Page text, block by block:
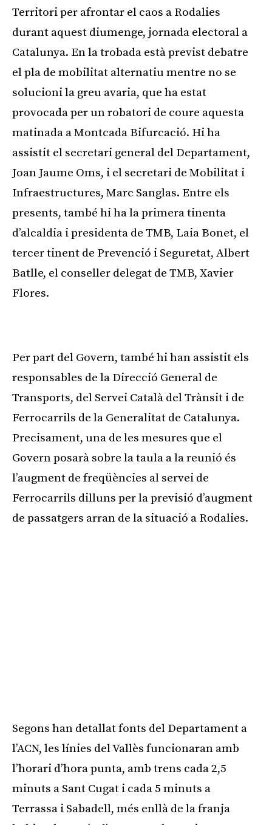
Territori per afrontar el caos a Rodalies
durant aquest diumenge, jornada electoral a
Catalunya. En la trobada està previst debatre
el pla de mobilitat alternatiu mentre no se
solucioni la greu avaria, que ha estat
provocada per un robatori de coure aquesta
matinada a Montcada Bifurcació. Hi ha
assistit el secretari general del Departament,
Joan Jaume Oms, i el secretari de Mobilitat i
Infraestructures, Marc Sanglas. Entre els
presents, també hi ha la primera tinenta
d’alcaldia i presidenta de TMB, Laia Bonet, el
tercer tinent de Prevenció i Seguretat, Albert
Batlle, el conseller delegat de TMB, Xavier
Flores.
Per part del Govern, també hi han assistit els
responsables de la Direcció General de
Transports, del Servei Català del Trànsit i de
Ferrocarrils de la Generalitat de Catalunya.
Precisament, una de les mesures que el
Govern posarà sobre la taula a la reunió és
l’augment de freqüències al servei de
Ferrocarrils dilluns per la previsió d’augment
de passatgers arran de la situació a Rodalies.
Segons han detallat fonts del Departament a
l’ACN, les línies del Vallès funcionaran amb
l’horari d’hora punta, amb trens cada 2,5
minuts a Sant Cugat i cada 5 minuts a
Terrassa i Sabadell, més enllà de la franja